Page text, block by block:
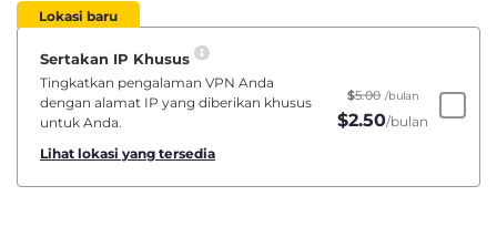
Lokasi baru
Sertakan IP Khusus
Tingkatkan pengalaman VPN Anda
dengan alamat IP yang diberikan khusus
untuk Anda.
Lihat lokasi yang tersedia
$5.00 /bulan
$2.50/bulan